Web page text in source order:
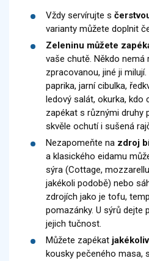
Vždy servírujte s
varianty můžete doplnit
Zeleninu můžete
vaše chutě. Někdo nemá
zpracovanou, jiné ji
paprika, jarní cibulka,
ledový salát, okurka, kdo
zapékat s různými druhy
skvěle ochutí i sušená
Nezapomeňte na zdroj
a klasického eidamu
sýra (Cottage,
jakékoli podobě) nebo
zdrojích jako je tofu,
pomazánky. U sýrů dejte
jejich tučnost.
Můžete zapékat
kousky pečeného masa,